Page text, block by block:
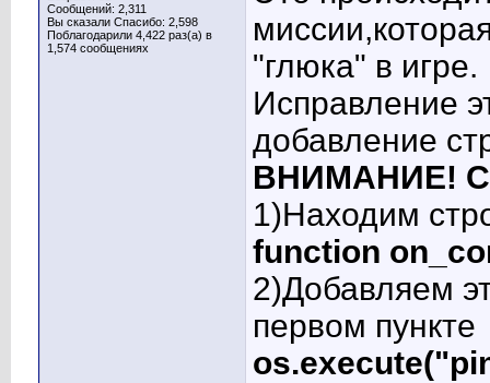
Сообщений: 2,311
Вы сказали Спасибо: 2,598
Поблагодарили 4,422 раз(а) в
1,574 сообщениях
"глюка" в игре.
Исправление
добавление
ВНИМАНИЕ!
1)Находим
function
2)Добавляем
первом пункте